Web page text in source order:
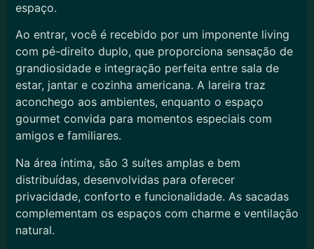
espaço.
Ao entrar, você é recebido por um imponente living
com pé-direito duplo, que proporciona sensação de
grandiosidade e integração perfeita entre sala de
estar, jantar e cozinha americana. A lareira traz
aconchego aos ambientes, enquanto o espaço
gourmet convida para momentos especiais com
amigos e familiares.
Na área íntima, são 3 suítes amplas e bem
distribuídas, desenvolvidas para oferecer
privacidade, conforto e funcionalidade. As sacadas
complementam os espaços com charme e ventilação
natural.